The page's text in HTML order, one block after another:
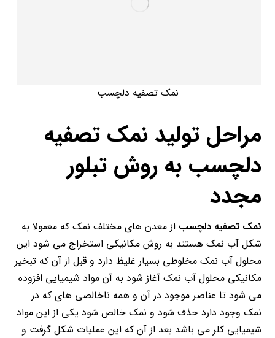
نمک تصفیه دلچسب
مراحل تولید نمک تصفیه
دلچسب به روش تبلور
مجدد
نمک تصفیه دلچسباز معدن های مختلف نمک که معمولا به
شکل آب نمک هستند به روش مکانیکی استخراج می شود این
محلول آب نمک مخلوطی بسیار غلیظ دارد و قبل از آن که تبخیر
مکانیکی محلول آب نمک آغاز شود به آن مواد شیمیایی افزوده
می شود تا عناصر موجود در آن و همه ناخالصی های که در
نمک وجود دارد حذف شود و نمک خالص شود یکی از این مواد
شیمیایی کلر می باشد بعد از آن که این عملیات شکل گرفت و